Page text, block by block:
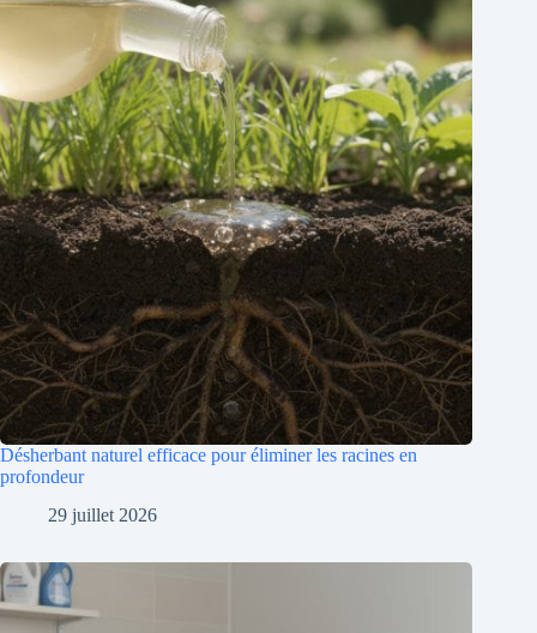
Désherbant naturel efficace pour éliminer les racines en
profondeur
29 juillet 2026